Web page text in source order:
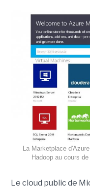
La Marketplace
Hadoop au cours
Le cloud public de